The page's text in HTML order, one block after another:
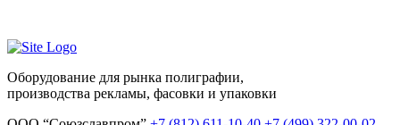
Оборудование для рынка полиграфии,
производства рекламы, фасовки и упаковки